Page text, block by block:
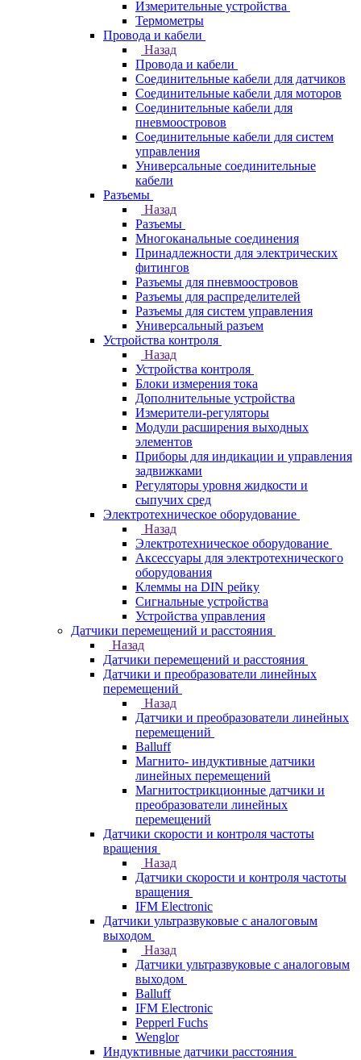
Измерительные устройства
Термометры
Провода и кабели
Назад
Провода и кабели
Соединительные кабели для датчиков
Соединительные кабели для моторов
Соединительные кабели для
пневмоостровов
Соединительные кабели для систем
управления
Универсальные соединительные
кабели
Разъемы
Назад
Разъемы
Многоканальные соединения
Принадлежности для электрических
фитингов
Разъемы для пневмоостровов
Разъемы для распределителей
Разъемы для систем управления
Универсальный разъем
Устройства контроля
Назад
Устройства контроля
Блоки измерения тока
Дополнительные устройства
Измерители-регуляторы
Модули расширения выходных
элементов
Приборы для индикации и управления
задвижками
Регуляторы уровня жидкости и
сыпучих сред
Электротехническое оборудование
Назад
Электротехническое оборудование
Аксессуары для электротехнического
оборудования
Клеммы на DIN рейку
Сигнальные устройства
Устройства управления
Датчики перемещений и расстояния
Назад
Датчики перемещений и расстояния
Датчики и преобразователи линейных
перемещений
Назад
Датчики и преобразователи линейных
перемещений
Balluff
Магнито- индуктивные датчики
линейных перемещений
Магнитострикционные датчики и
преобразователи линейных
перемещений
Датчики скорости и контроля частоты
вращения
Назад
Датчики скорости и контроля частоты
вращения
IFM Electronic
Датчики ультразвуковые с аналоговым
выходом
Назад
Датчики ультразвуковые с аналоговым
выходом
Balluff
IFM Electronic
Pepperl Fuchs
Wenglor
Индуктивные датчики расстояния